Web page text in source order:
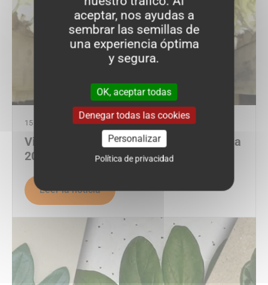
15 OCTUBRE 2018
Vilmorin presente en la bienal de Endibia
2018
Leer la noticia
aceptar, nos ayudas a
sembrar las semillas de
una experiencia óptima
y segura.
OK, aceptar todas
Denegar todas las cookies
Personalizar
Política de privacidad